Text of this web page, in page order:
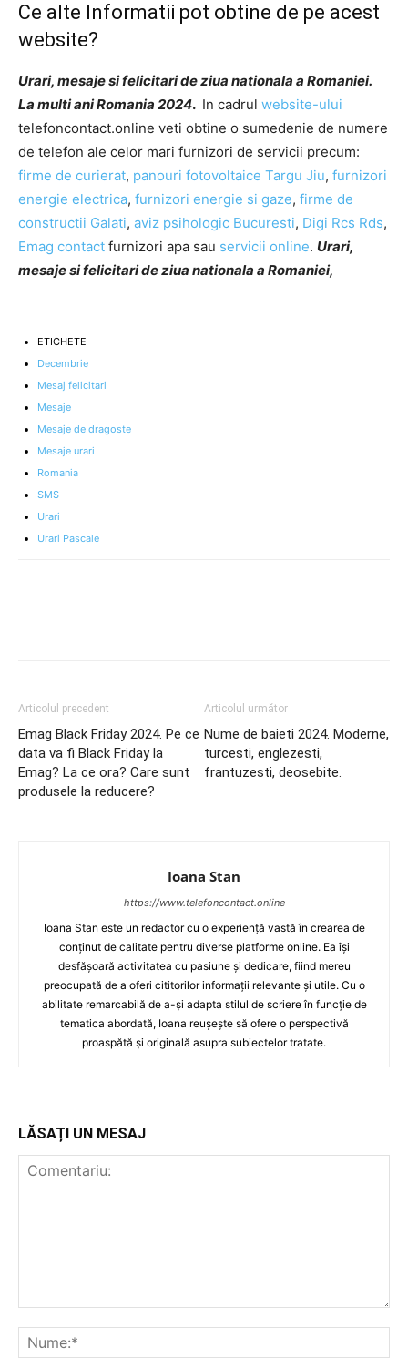
Ce alte Informatii pot obtine de pe acest
website?
Urari, mesaje si felicitari de ziua nationala a Romaniei.
La multi ani Romania 2024. In cadrul website-ului
telefoncontact.online veti obtine o sumedenie de numere
de telefon ale celor mari furnizori de servicii precum:
firme de curierat, panouri fotovoltaice Targu Jiu, furnizori
energie electrica, furnizori energie si gaze, firme de
constructii Galati, aviz psihologic Bucuresti, Digi Rcs Rds,
Emag contact furnizori apa sau servicii online. Urari,
mesaje si felicitari de ziua nationala a Romaniei,
ETICHETE
Decembrie
Mesaj felicitari
Mesaje
Mesaje de dragoste
Mesaje urari
Romania
SMS
Urari
Urari Pascale
Articolul precedent
Emag Black Friday 2024. Pe ce
data va fi Black Friday la
Emag? La ce ora? Care sunt
produsele la reducere?
Articolul următor
Nume de baieti 2024. Moderne,
turcesti, englezesti,
frantuzesti, deosebite.
Ioana Stan
https://www.telefoncontact.online
Ioana Stan este un redactor cu o experiență vastă în crearea de
conținut de calitate pentru diverse platforme online. Ea își
desfășoară activitatea cu pasiune și dedicare, fiind mereu
preocupată de a oferi cititorilor informații relevante și utile. Cu o
abilitate remarcabilă de a-și adapta stilul de scriere în funcție de
tematica abordată, Ioana reușește să ofere o perspectivă
proaspătă și originală asupra subiectelor tratate.
LĂSAȚI UN MESAJ